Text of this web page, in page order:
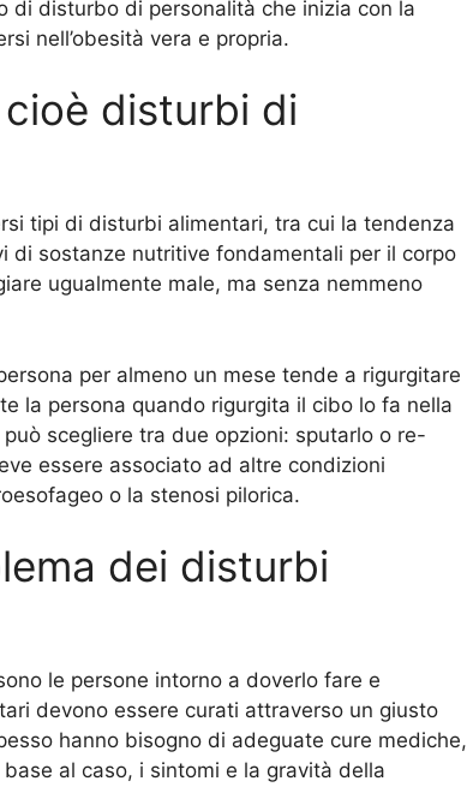
di disturbo di personalità che inizia con la
nell’obesità vera e propria.
disturbi di
tipi di disturbi alimentari, tra cui la tendenza
di sostanze nutritive fondamentali per il corpo
ugualmente male, ma senza nemmeno
per almeno un mese tende a rigurgitare
la persona quando rigurgita il cibo lo fa nella
scegliere tra due opzioni: sputarlo o re-
essere associato ad altre condizioni
o la stenosi pilorica.
dei disturbi
le persone intorno a doverlo fare e
devono essere curati attraverso un giusto
hanno bisogno di adeguate cure mediche,
al caso, i sintomi e la gravità della